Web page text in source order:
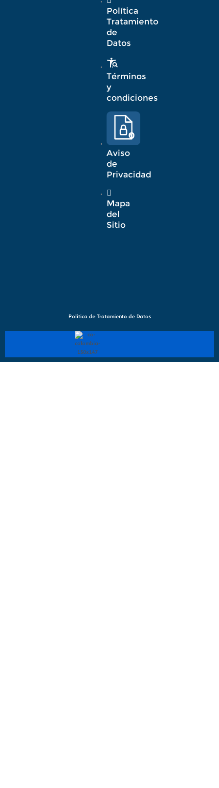
Política
Tratamiento
de
Datos
Términos
y
condiciones
Aviso
de
Privacidad
Mapa
del
Sitio
Politica de Tratamiento de Datos